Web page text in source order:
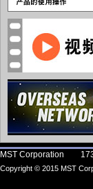
MST Corporation
Copyright © 2015 MST